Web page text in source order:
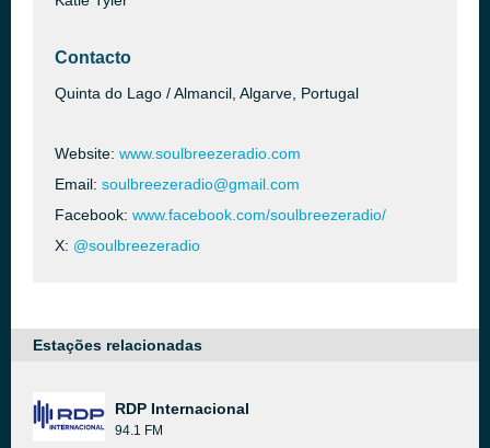
Contacto
Quinta do Lago / Almancil, Algarve, Portugal
Website: www.soulbreezeradio.com
Email: soulbreezeradio@gmail.com
Facebook: www.facebook.com/soulbreezeradio/
X: @soulbreezeradio
Estações relacionadas
RDP Internacional
94.1 FM